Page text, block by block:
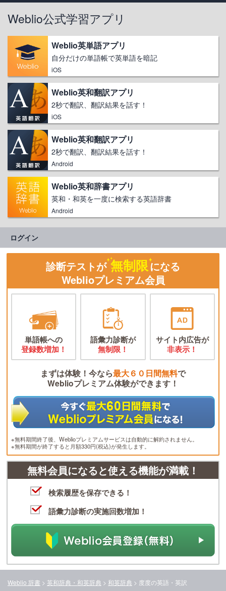
Weblio公式学習アプリ
Weblio英単語アプリ
自分だけの単語帳で英単語を暗記
iOS
Weblio英和翻訳アプリ
2秒で翻訳、翻訳結果を話す！
iOS
Weblio英和翻訳アプリ
2秒で翻訳、翻訳結果を話す！
Android
Weblio英和辞書アプリ
英和・和英を一度に検索する英語辞書
Android
ログイン
診断テストが 無制限になる
Weblioプレミアム会員
単語帳への
登録数増加！
語彙力診断が
無制限！
サイト内広告が
非表示！
まずは体験！今なら最大６０日間無料で
Weblioプレミアム体験ができます！
※無料期間終了後、Weblioプレミアムサービスは自動的に解約されません。
※無料期間が終了すると月額330円(税込)が発生します。
無料会員になると使える機能が満載！
検索履歴を保存できる！
語彙力診断の実施回数増加！
Weblio 辞書 > 英和辞典・和英辞典 > 和英辞典 > 度度の英語・英訳